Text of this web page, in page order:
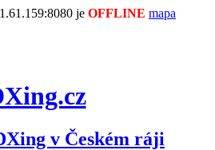
je OFFLINE mapa
v Českém ráji